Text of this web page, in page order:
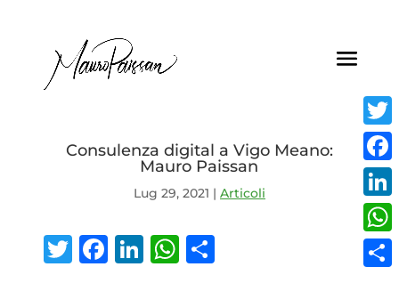
Consulenza digital a Vigo Meano:
Mauro Paissan
Lug 29, 2021 | Articoli
Twitter
Facebook
LinkedIn
WhatsApp
Condividi